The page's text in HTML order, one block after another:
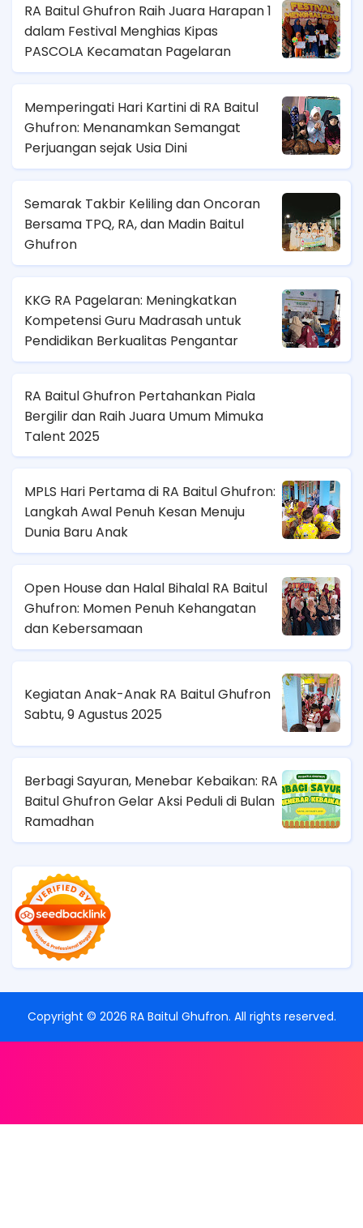
RA Baitul Ghufron Raih Juara Harapan 1
dalam Festival Menghias Kipas
PASCOLA Kecamatan Pagelaran
Memperingati Hari Kartini di RA Baitul
Ghufron: Menanamkan Semangat
Perjuangan sejak Usia Dini
Semarak Takbir Keliling dan Oncoran
Bersama TPQ, RA, dan Madin Baitul
Ghufron
KKG RA Pagelaran: Meningkatkan
Kompetensi Guru Madrasah untuk
Pendidikan Berkualitas Pengantar
RA Baitul Ghufron Pertahankan Piala
Bergilir dan Raih Juara Umum Mimuka
Talent 2025
MPLS Hari Pertama di RA Baitul Ghufron:
Langkah Awal Penuh Kesan Menuju
Dunia Baru Anak
Open House dan Halal Bihalal RA Baitul
Ghufron: Momen Penuh Kehangatan
dan Kebersamaan
Kegiatan Anak-Anak RA Baitul Ghufron
Sabtu, 9 Agustus 2025
Berbagi Sayuran, Menebar Kebaikan: RA
Baitul Ghufron Gelar Aksi Peduli di Bulan
Ramadhan
Copyright © 2026 RA Baitul Ghufron. All rights reserved.